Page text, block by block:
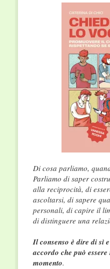
Di cosa parliamo,
Parliamo di saper
alla reciprocità, di
ascoltarsi, di sapere
personali, di capire il
di distinguere una
Il consenso è dire di sì
accordo che può
momento.